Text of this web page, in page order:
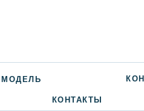
КОНТАКТЫ
МОДЕЛЬ